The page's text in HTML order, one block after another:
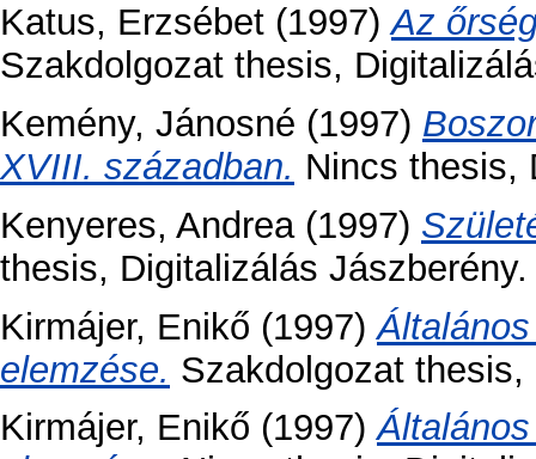
Katus, Erzsébet (1997)Az
Szakdolgozat thesis,
Kemény, Jánosné (1997)
XVIII. században. Nincs thesis,
Kenyeres, Andrea(1997)
thesis, Digitalizálás Jászberény.
Kirmájer, Enikő (1997)
elemzése. Szakdolgozat
Kirmájer, Enikő (1997)